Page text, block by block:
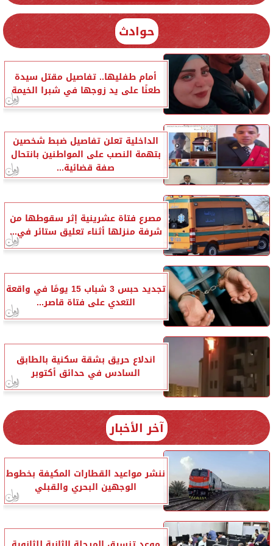
حوادث
أمام طفليها.. تفاصيل مقتل سيدة
طعنًا على يد زوجها في شبرا الخيمة
الداخلية تعلن تفاصيل ضبط شخصين
بتهمة النصب على المواطنين بانتحال
صفة قضائية...
مصرع فتاة عشرينية إثر سقوطها من
شرفة منزلها أثناء تعليق ستائر في...
تجديد حبس 3 شباب 15 يومًا في واقعة
التعدي على فتاة قاصر...
اندلاع حريق بشقة سكنية بالطابق
السادس في حدائق أكتوبر
آخر الأخبار
ننشر مواعيد القطارات المكيفة بخطوط
الوجهين البحري والقبلي